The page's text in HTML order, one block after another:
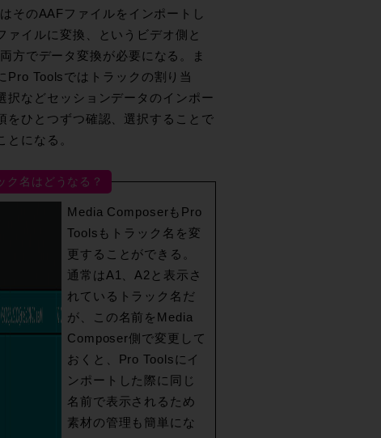
そのAAFファイルをインポートし
ァイルに変換、というビデオ側と
方でデータ変換が必要になる。ま
Pro Toolsではトラックの割り当
択などセッションデータのインポー
をひとつずつ確認、選択することで
とになる。
ク名はどうなる？
Media ComposerもPro
Toolsもトラック名を変
更することができる。
通常はA1、A2と表示さ
れているトラック名だ
が、この名前をMedia
Composer側で変更して
おくと、Pro Toolsにイ
ンポートした際に同じ
名前で表示されるため
素材の管理も簡単にな